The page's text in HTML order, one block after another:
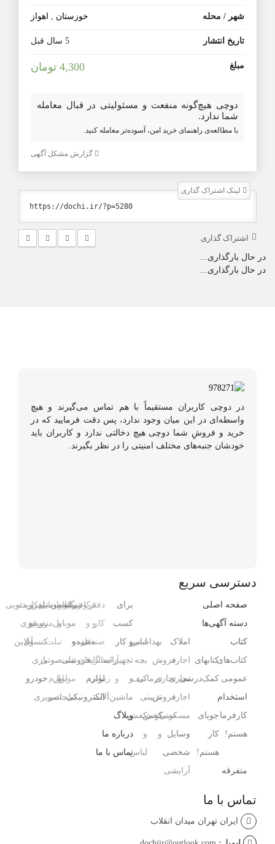
شهر / محله خوزستان اهواز
تاریخ انتشار 5 سال قبل
مبلغ 4,300 تومان
دوچی هیچ‌گونه منفعت و مسئولیتی در قبال معامله
شما ندارد.
با مطالعه‌ی راهنمای خرید امن، آسوده‌تر معامله کنید.
گزارش مشکل آگهی
لینک اشتراک گذاری
اشتراک گذاری
در حال بارگذاری...
در حال بارگذاری...
در دوچی کاربران مستقیماً با هم تماس می‌گیرند و هیچ
واسطه‌ای در این میان وجود ندارد، پس دقت فرمایید که در
خرید و فروشِ شما دوچی هیچ دخالتی ندارد و کاربران باید
خودشان جنبه‌های مختلف امنیتی را در نظر بگیرند.
دسترسی سریع
صفحه اصلی
دسته آگهی‌ها
کتاب
کتاب‌های
عمومی
کتابهای
کمک‌درسی
استخدام
کارفرما
هستم!
جویای
کار
هستم!
متفرقه
املاک
اجاره
تجاری
اجاره
مسکونی
فروش
تجاری
فروش
مسکونی
وسایل
شخصی
آرایشی ،
بهداشتی
،
درمانی
تزیینی
کفش
و
لباس
بچه
کیف
،
کفش
و
لباس
برای
کسب
و کار
تجهیزات
و
ماشین‌آلات
آرایشگاه
و
سالن‌های
زیبایی
دفتر
کار
صنعتی
فروشگاه
و
مغازه
کافی‌شاپ
و
رستوران
عمده
فروشی
لوازم
الکترونیکی
رایانه
موبایل
و
تبلت
موبایل
تبلت
لوازم
جانبی
موبایل
و
تبلت
سیم‌کارت
متفرقه
صوتی
و
تصویری
تلفن
رومیزی
کنسول،
بازی‌
ویدئویی
و
آنلاین
خودرو
وبلاگ
درباره ما
تماس با ما
تماس با ما
ایران تهران میدان انقلاب